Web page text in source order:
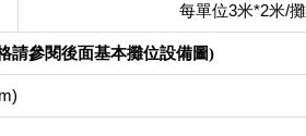
每單位3米*2米/
請參閱後面基本攤位設備圖)